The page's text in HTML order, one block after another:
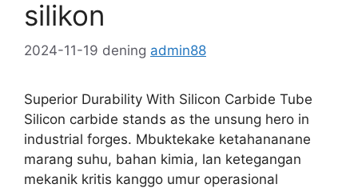
silikon
2024-11-19 dening admin88
Superior Durability With Silicon Carbide Tube
Silicon carbide stands as the unsung hero in
industrial forges. Mbuktekake ketahananane
marang suhu, bahan kimia, lan ketegangan
mekanik kritis kanggo umur operasional